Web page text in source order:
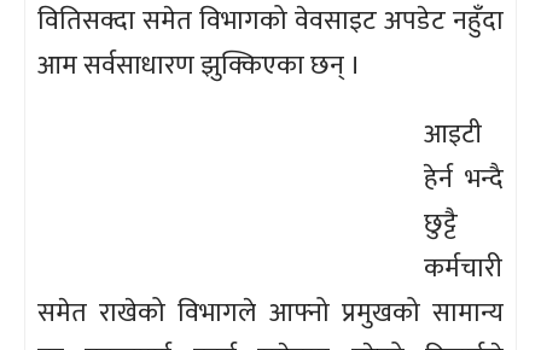
वितिसक्दा समेत विभागको वेवसाइट अपडेट नहुँदा
आम सर्वसाधारण झुक्किएका छन् ।
आइटी
हेर्न भन्दै
छुट्टै
कर्मचारी
समेत राखेको विभागले आफ्नो प्रमुखको सामान्य